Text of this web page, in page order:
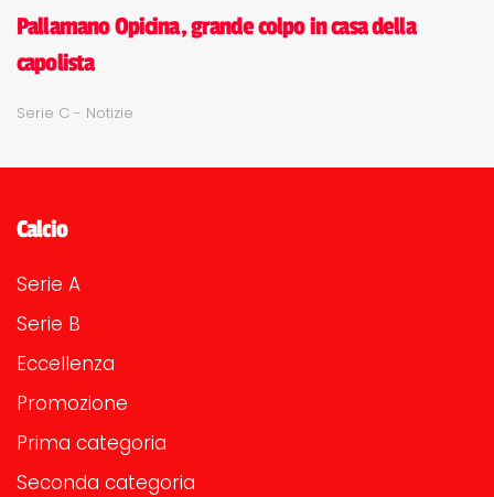
Pallamano Opicina, grande colpo in casa della
capolista
Serie C - Notizie
Calcio
Serie A
Serie B
Eccellenza
Promozione
Prima categoria
Seconda categoria